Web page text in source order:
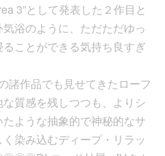
3”として発表した２作目と
浴のように、ただただゆっ
ことができる気持ち良すぎ
諸作品でも見せてきたローフ
質感を残しつつも、よりシ
ような抽象的で神秘的なサ
染み込むディープ・リラッ